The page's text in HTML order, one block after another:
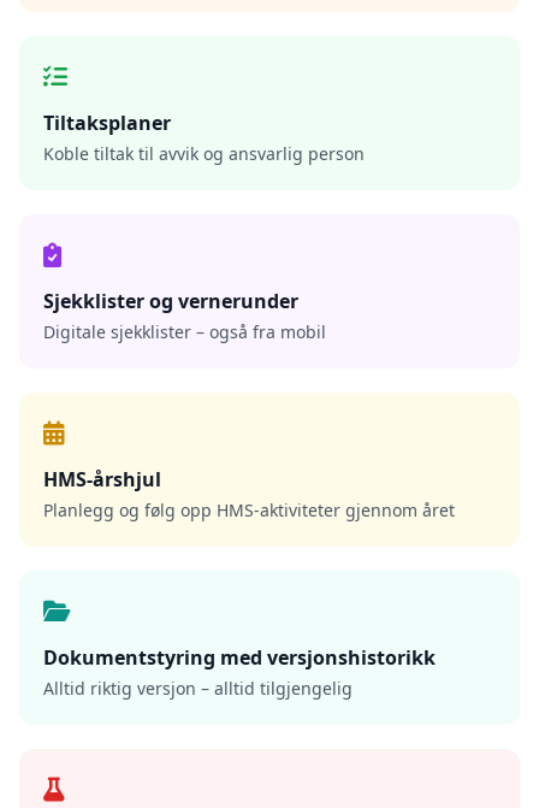
Tiltaksplaner
Koble tiltak til avvik og ansvarlig person
Sjekklister og vernerunder
Digitale sjekklister – også fra mobil
HMS-årshjul
Planlegg og følg opp HMS-aktiviteter gjennom året
Dokumentstyring med versjonshistorikk
Alltid riktig versjon – alltid tilgjengelig